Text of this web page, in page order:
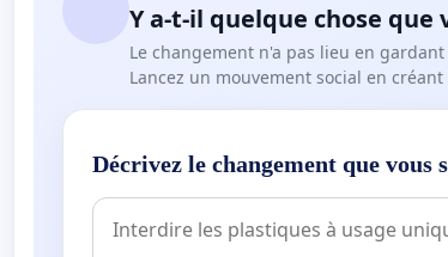
Y a-t-il quelque chose que
Le changement n'a pas lieu en
Lancez un mouvement social en
Décrivez le changement que vous